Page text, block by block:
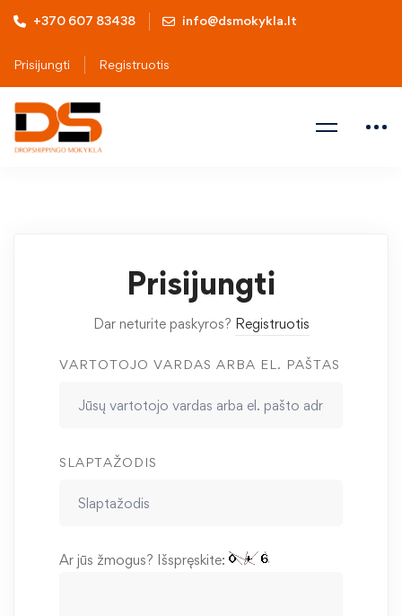
+370 607 83438 info@dsmokykla.lt
Prisijungti Registruotis
Prisijungti
Dar neturite paskyros? Registruotis
VARTOTOJO VARDAS ARBA EL. PAŠTAS
SLAPTAŽODIS
Ar jūs žmogus? Išspręskite: